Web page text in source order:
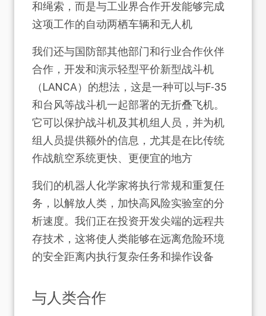
和绳索，而是与工业界合作开发能够完成
这项工作的自动两栖车辆和无人机
我们还与国防部其他部门和行业合作伙伴
合作，开发和演示轻型平价新型战斗机
（LANCA）的想法，这是一种可以与F-35
和台风等战斗机一起部署的无折叠飞机。
它可以保护战斗机及其机组人员，并为机
组人员提供额外的信息，尤其是在比传统
作战航空系统更快、更便宜的地方
我们的机器人化学家将执行常规和重复任
务，以解放人类，加快高风险实验室的分
析速度。我们正在投资开发尖端的远程共
存技术，这将使人类能够在远离危险环境
的安全距离内执行复杂任务和操作设备
与人类合作